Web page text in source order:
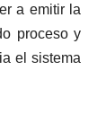
a emitir la
proceso y
el sistema